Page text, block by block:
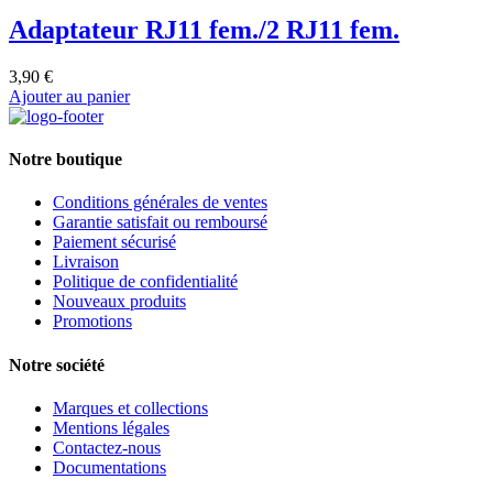
Adaptateur RJ11 fem./2 RJ11 fem.
3,90 €
Ajouter au panier
Notre boutique
Conditions générales de ventes
Garantie satisfait ou remboursé
Paiement sécurisé
Livraison
Politique de confidentialité
Nouveaux produits
Promotions
Notre société
Marques et collections
Mentions légales
Contactez-nous
Documentations